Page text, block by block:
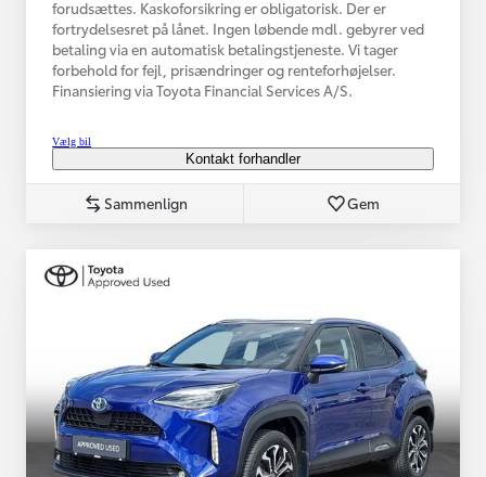
forudsættes. Kaskoforsikring er obligatorisk. Der er
fortrydelsesret på lånet. Ingen løbende mdl. gebyrer ved
betaling via en automatisk betalingstjeneste. Vi tager
forbehold for fejl, prisændringer og renteforhøjelser.
Finansiering via Toyota Financial Services A/S.
Vælg bil
Kontakt forhandler
Sammenlign Gem